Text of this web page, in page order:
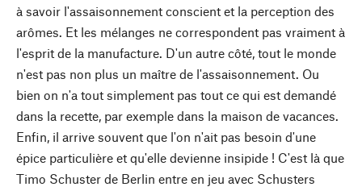
à savoir l'assaisonnement conscient et la perception des
arômes. Et les mélanges ne correspondent pas vraiment à
l'esprit de la manufacture. D'un autre côté, tout le monde
n'est pas non plus un maître de l'assaisonnement. Ou
bien on n'a tout simplement pas tout ce qui est demandé
dans la recette, par exemple dans la maison de vacances.
Enfin, il arrive souvent que l'on n'ait pas besoin d'une
épice particulière et qu'elle devienne insipide ! C'est là que
Timo Schuster de Berlin entre en jeu avec Schusters